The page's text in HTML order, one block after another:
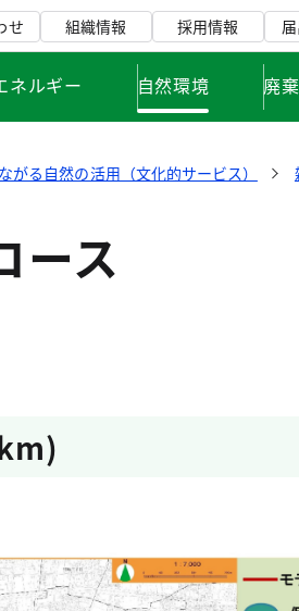
せ 組織情報 採用情報
ネルギー 自然環境 廃
がる自然の活用（文化的サービス）
ス